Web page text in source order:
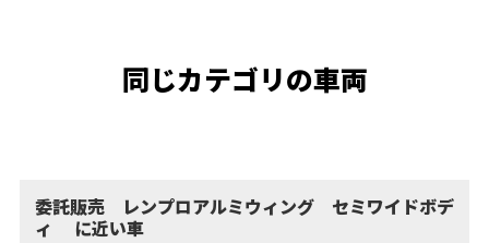
同じカテゴリの車両
委託販売 レンプロアルミウィング セミワイドボデ
ィ に近い車